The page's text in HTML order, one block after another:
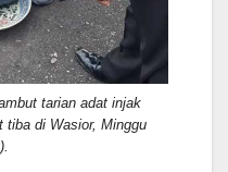
tarian adat injak
tiba di Wasior, Minggu